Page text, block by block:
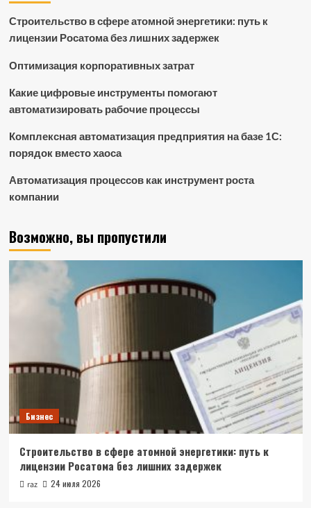
Строительство в сфере атомной энергетики: путь к
лицензии Росатома без лишних задержек
Оптимизация корпоративных затрат
Какие цифровые инструменты помогают
автоматизировать рабочие процессы
Комплексная автоматизация предприятия на базе 1С:
порядок вместо хаоса
Автоматизация процессов как инструмент роста
компании
Возможно, вы пропустили
Бизнес
Строительство в сфере атомной энергетики: путь к
лицензии Росатома без лишних задержек
raz 24 июля 2026